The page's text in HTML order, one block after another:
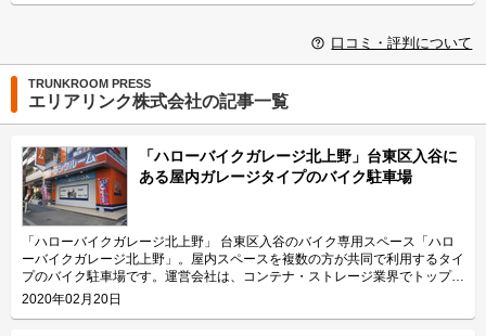
口コミ・評判について
TRUNKROOM PRESS
エリアリンク株式会社の記事一覧
「ハローバイクガレージ北上野」台東区入谷に
ある屋内ガレージタイプのバイク駐車場
「ハローバイクガレージ北上野」 台東区入谷のバイク専用スペース「ハロ
ーバイクガレージ北上野」。屋内スペースを複数の方が共同で利用するタイ
プのバイク駐車場です。運営会社は、コンテナ・ストレージ業界でトップレ
ベルのシェアを誇り、東証マザーズにも上場しているエリアリンク株式会
社。 今回は、エリアリンク株式会社が運営している「ハローバイクガレー
2020年02月20日